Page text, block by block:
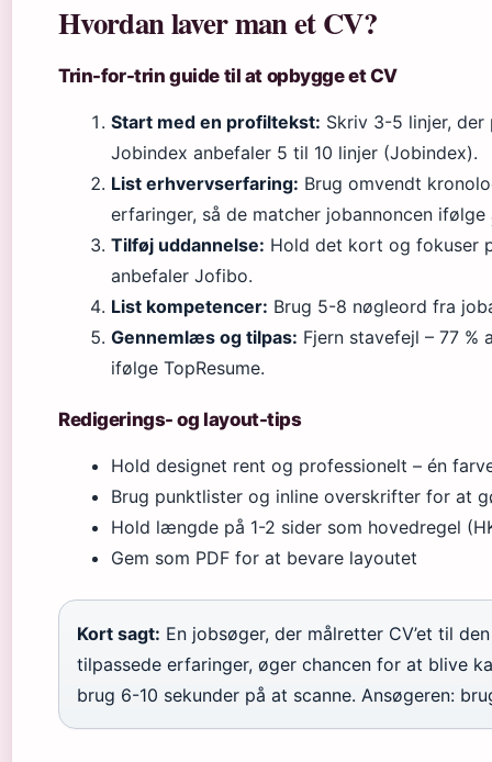
Hvordan laver man et CV?
Trin-for-trin guide til at opbygge et CV
Start med en profiltekst: Skriv 3-5 linjer,
Jobindex anbefaler 5 til 10 linjer (Jobindex).
List erhvervserfaring: Brug omvendt
erfaringer, så de matcher jobannoncen ifølge
Tilføj uddannelse: Hold det kort og fokuser
anbefaler Jofibo.
List kompetencer: Brug 5-8 nøgleord fra
Gennemlæs og tilpas: Fjern stavefejl – 77 %
ifølge TopResume.
Redigerings- og layout-tips
Hold designet rent og professionelt – én
Brug punktlister og inline overskrifter for at
Hold længde på 1-2 sider som hovedregel
Gem som PDF for at bevare layoutet
Kort sagt: En jobsøger, der målretter CV’et til
tilpassede erfaringer, øger chancen for at blive
brug 6-10 sekunder på at scanne. Ansøgeren: